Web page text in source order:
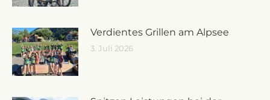
Verdientes Grillen am Alpsee
3. Juli 2026